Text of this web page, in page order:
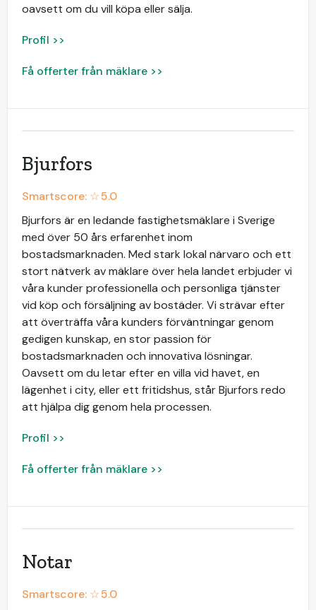
oavsett om du vill köpa eller sälja.
Profil >>
Få offerter från mäklare >>
Bjurfors
Smartscore: ☆5.0
Bjurfors är en ledande fastighetsmäklare i Sverige
med över 50 års erfarenhet inom
bostadsmarknaden. Med stark lokal närvaro och ett
stort nätverk av mäklare över hela landet erbjuder vi
våra kunder professionella och personliga tjänster
vid köp och försäljning av bostäder. Vi strävar efter
att överträffa våra kunders förväntningar genom
gedigen kunskap, en stor passion för
bostadsmarknaden och innovativa lösningar.
Oavsett om du letar efter en villa vid havet, en
lägenhet i city, eller ett fritidshus, står Bjurfors redo
att hjälpa dig genom hela processen.
Profil >>
Få offerter från mäklare >>
Notar
Smartscore: ☆5.0